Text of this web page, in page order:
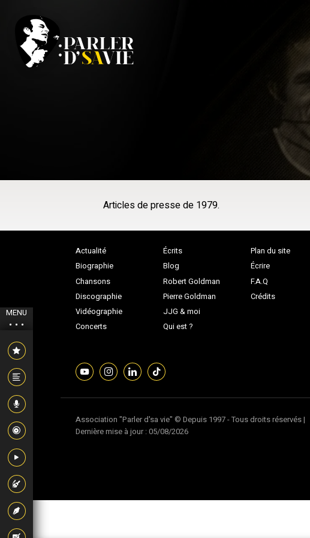
MENU
Articles de presse de 1979.
Actualité
Biographie
Chansons
Discographie
Vidéographie
Concerts
Écrits
Blog
Robert Goldman
Pierre Goldman
JJG & moi
Qui est ?
Plan du site
Écrire
F.A.Q
Crédits
Association "Parler d'sa vie" © Depuis 1997 - Tous droits réservés |
Dernière mise à jour : 05/08/2026